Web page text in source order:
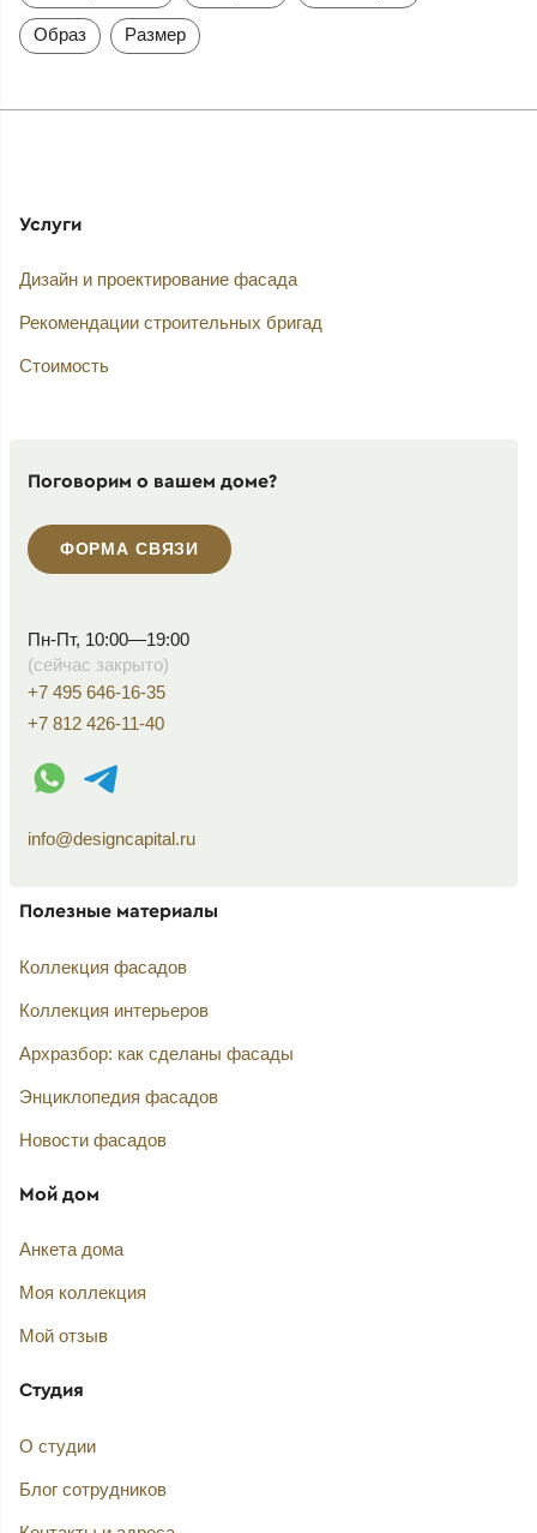
Образ Размер
Услуги
Дизайн и проектирование фасада
Рекомендации строительных бригад
Стоимость
Поговорим о вашем доме?
ФОРМА СВЯЗИ
Пн-Пт, 10:00—19:00
(сейчас закрыто)
+7 495 646-16-35
+7 812 426-11-40
WhatsApp контакт
Telegram контакт
info@designcapital.ru
Полезные материалы
Коллекция фасадов
Коллекция интерьеров
Архразбор: как сделаны фасады
Энциклопедия фасадов
Новости фасадов
Мой дом
Анкета дома
Моя коллекция
Мой отзыв
Студия
О студии
Блог сотрудников